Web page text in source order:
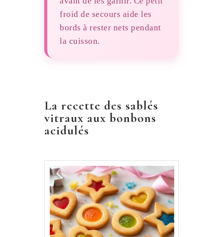
froid de secours aide les
bords à rester nets pendant
la cuisson.
La recette des sablés
vitraux aux bonbons
acidulés